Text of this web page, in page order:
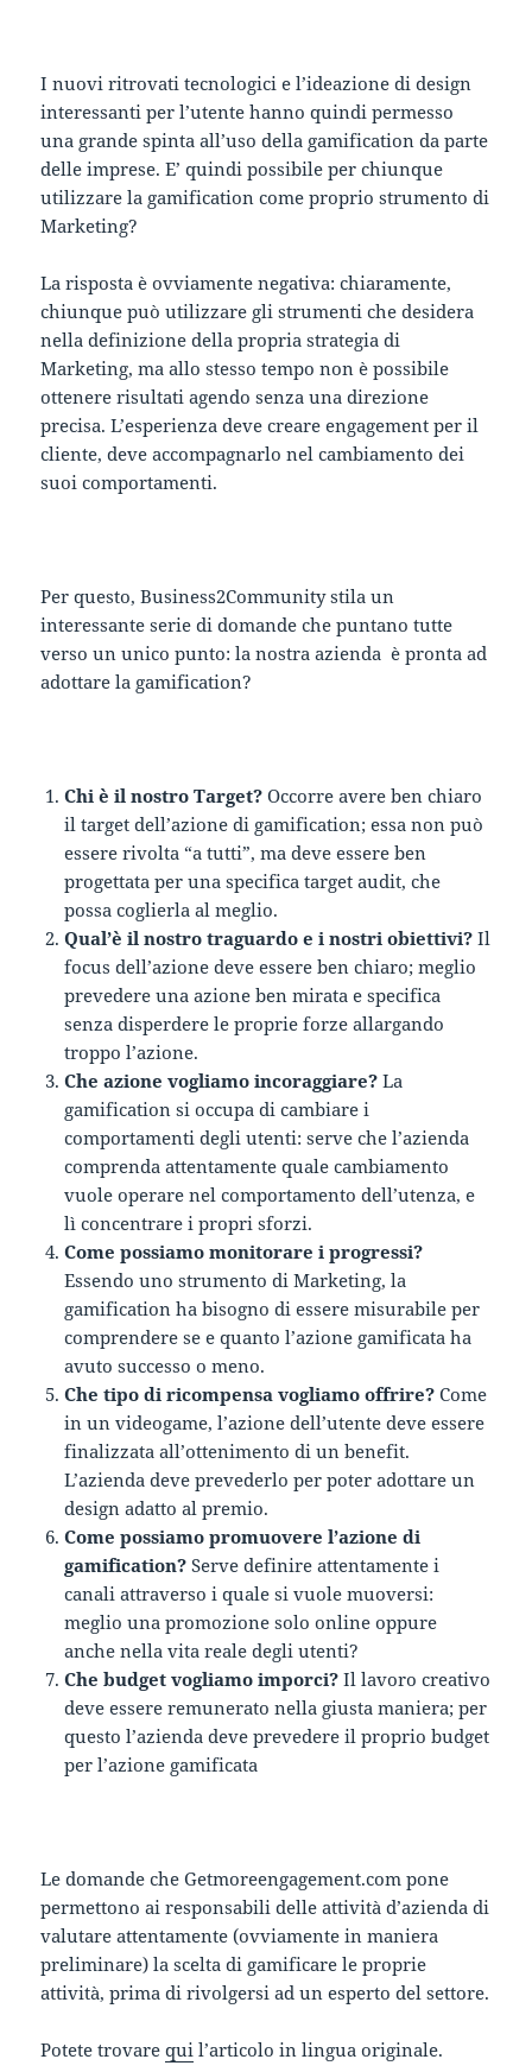
I nuovi ritrovati tecnologici e l’ideazione di design
interessanti per l’utente hanno quindi permesso
una grande spinta all’uso della gamification da parte
delle imprese. E’ quindi possibile per chiunque
utilizzare la gamification come proprio strumento di
Marketing?
La risposta è ovviamente negativa: chiaramente,
chiunque può utilizzare gli strumenti che desidera
nella definizione della propria strategia di
Marketing, ma allo stesso tempo non è possibile
ottenere risultati agendo senza una direzione
precisa. L’esperienza deve creare engagement per il
cliente, deve accompagnarlo nel cambiamento dei
suoi comportamenti.
Per questo, Business2Community stila un
interessante serie di domande che puntano tutte
verso un unico punto: la nostra azienda è pronta ad
adottare la gamification?
Chi è il nostro Target?Occorre avere ben chiaro
il target dell’azione di gamification; essa non può
essere rivolta “a tutti”, ma deve essere ben
progettata per una specifica target audit, che
possa coglierla al meglio.
Qual’è il nostro traguardo e i nostri obiettivi? Il
focus dell’azione deve essere ben chiaro; meglio
prevedere una azione ben mirata e specifica
senza disperdere le proprie forze allargando
troppo l’azione.
Che azione vogliamo incoraggiare? La
gamification si occupa di cambiare i
comportamenti degli utenti: serve che l’azienda
comprenda attentamente quale cambiamento
vuole operare nel comportamento dell’utenza, e
lì concentrare i propri sforzi.
Come possiamo monitorare i progressi?
Essendo uno strumento di Marketing, la
gamification ha bisogno di essere misurabile per
comprendere se e quanto l’azione gamificata ha
avuto successo o meno.
Che tipo di ricompensa vogliamo offrire? Come
in un videogame, l’azione dell’utente deve essere
finalizzata all’ottenimento di un benefit.
L’azienda deve prevederlo per poter adottare un
design adatto al premio.
Come possiamo promuovere l’azione di
gamification? Serve definire attentamente i
canali attraverso i quale si vuole muoversi:
meglio una promozione solo online oppure
anche nella vita reale degli utenti?
Che budget vogliamo imporci? Il lavoro creativo
deve essere remunerato nella giusta maniera; per
questo l’azienda deve prevedere il proprio budget
per l’azione gamificata
Le domande che Getmoreengagement.com pone
permettono ai responsabili delle attività d’azienda di
valutare attentamente (ovviamente in maniera
preliminare) la scelta di gamificare le proprie
attività, prima di rivolgersi ad un esperto del settore.
Potete trovarequi l’articolo in lingua originale.